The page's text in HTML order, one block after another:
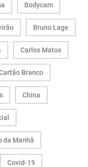
Bodycam
Bruno Lage
Carlos Matos
Branco
China
da Manhã
Covid-19